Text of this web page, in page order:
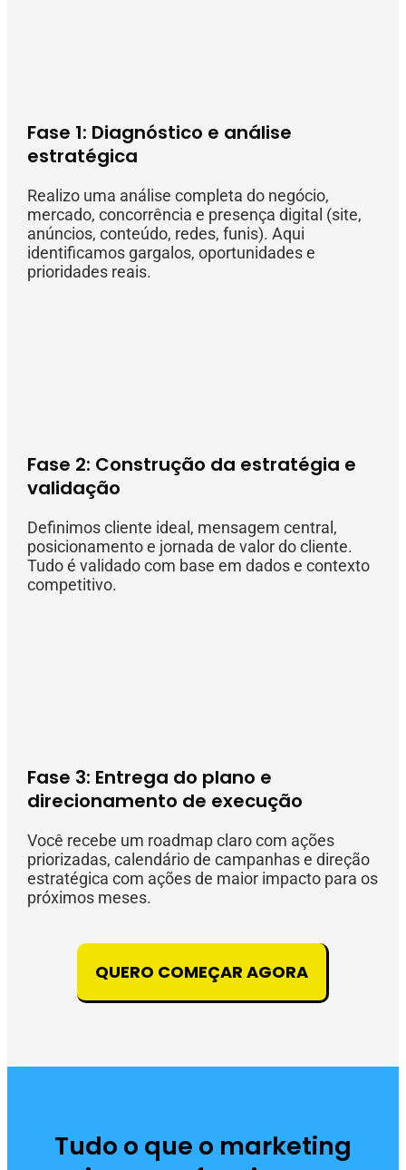
Fase 1: Diagnóstico e análise
estratégica
Realizo uma análise completa do negócio,
mercado, concorrência e presença digital (site,
anúncios, conteúdo, redes, funis). Aqui
identificamos gargalos, oportunidades e
prioridades reais.
Fase 2: Construção da estratégia e
validação
Definimos cliente ideal, mensagem central,
posicionamento e jornada de valor do cliente.
Tudo é validado com base em dados e contexto
competitivo.
Fase 3: Entrega do plano e
direcionamento de execução
Você recebe um roadmap claro com ações
priorizadas, calendário de campanhas e direção
estratégica com ações de maior impacto para os
próximos meses.
QUERO COMEÇAR AGORA
Tudo o que o marketing